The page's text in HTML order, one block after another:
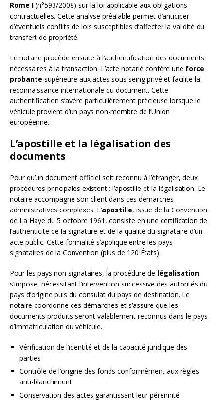
Rome I (n°593/2008) sur la loi applicable aux obligations
contractuelles. Cette analyse préalable permet d’anticiper
d’éventuels conflits de lois susceptibles d’affecter la validité du
transfert de propriété.
Le notaire procède ensuite à l’authentification des documents
nécessaires à la transaction. L’acte notarié confère une force
probante supérieure aux actes sous seing privé et facilite la
reconnaissance internationale du document. Cette
authentification s’avère particulièrement précieuse lorsque le
véhicule provient d’un pays non-membre de l’Union
européenne.
L’apostille et la légalisation des
documents
Pour qu’un document officiel soit reconnu à l’étranger, deux
procédures principales existent : l’apostille et la légalisation. Le
notaire accompagne son client dans ces démarches
administratives complexes. L’apostille, issue de la Convention
de La Haye du 5 octobre 1961, consiste en une certification de
l’authenticité de la signature et de la qualité du signataire d’un
acte public. Cette formalité s’applique entre les pays
signataires de la Convention (plus de 120 États).
Pour les pays non signataires, la procédure de légalisation
s’impose, nécessitant l’intervention successive des autorités du
pays d’origine puis du consulat du pays de destination. Le
notaire coordonne ces démarches et s’assure que les
documents produits seront valablement reconnus dans le pays
d’immatriculation du véhicule.
Vérification de l’identité et de la capacité juridique des
parties
Contrôle de l’origine des fonds conformément aux règles
anti-blanchiment
Conservation des actes garantissant leur pérennité